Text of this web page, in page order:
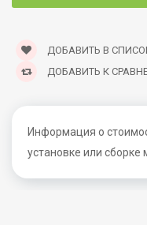
ДОБАВИТЬ В
ДОБАВИТЬ К
Информация о
установке или сборке